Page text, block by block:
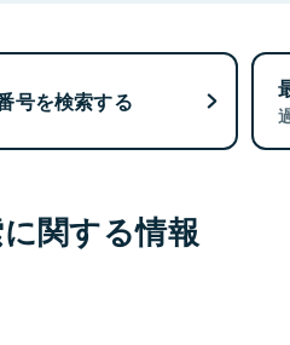
号を検索する
関する情報